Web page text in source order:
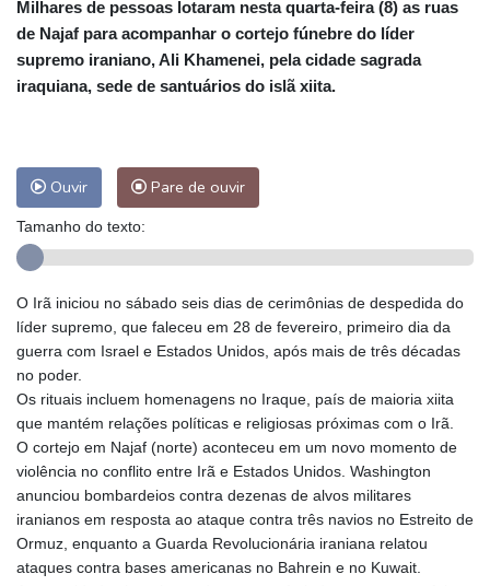
Milhares de pessoas lotaram nesta quarta-feira (8) as ruas
de Najaf para acompanhar o cortejo fúnebre do líder
supremo iraniano, Ali Khamenei, pela cidade sagrada
iraquiana, sede de santuários do islã xiita.
Ouvir Pare de ouvir
Tamanho do texto:
O Irã iniciou no sábado seis dias de cerimônias de despedida do
líder supremo, que faleceu em 28 de fevereiro, primeiro dia da
guerra com Israel e Estados Unidos, após mais de três décadas
no poder.
Os rituais incluem homenagens no Iraque, país de maioria xiita
que mantém relações políticas e religiosas próximas com o Irã.
O cortejo em Najaf (norte) aconteceu em um novo momento de
violência no conflito entre Irã e Estados Unidos. Washington
anunciou bombardeios contra dezenas de alvos militares
iranianos em resposta ao ataque contra três navios no Estreito de
Ormuz, enquanto a Guarda Revolucionária iraniana relatou
ataques contra bases americanas no Bahrein e no Kuwait.